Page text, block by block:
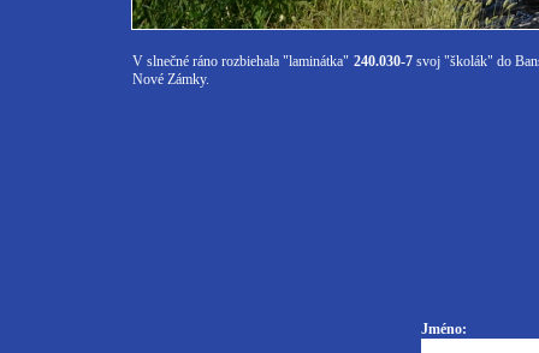
V slnečné ráno rozbiehala "laminátka" 240.030-7svoj "školák" do
Nové Zámky.
Jméno: